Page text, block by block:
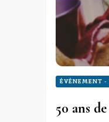
ÉVÉNEMENT -
50 ans